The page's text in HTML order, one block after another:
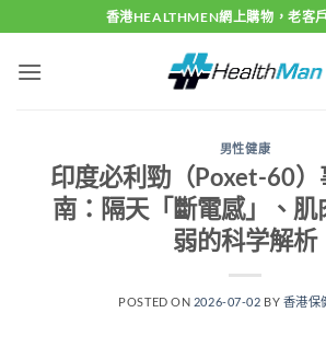
to
content
香港HEALTHMEN網上購物，老客
男性健康
印度必利勁（Poxet-60
南：隔天「斷電感」、肌
弱的科学解析
POSTED ON 2026-07-02 BY 香港保